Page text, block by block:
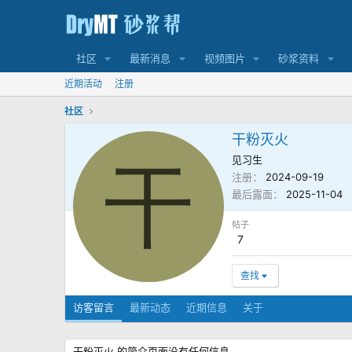
社区 最新消息 视频图片 砂浆资料
近期活动 注册
社区
干
干粉灭火
见习生
注册
2024-09-19
最后露面
2025-11-04
帖子
7
查找
访客留言 最新动态 近期信息 关于